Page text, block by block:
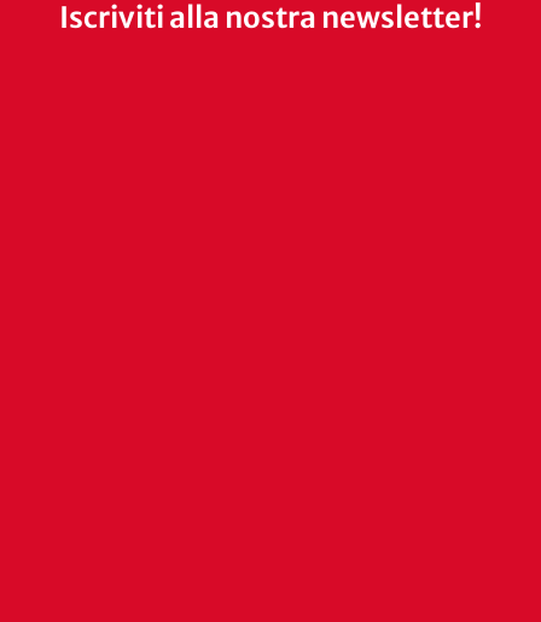
Iscriviti alla nostra newsletter!